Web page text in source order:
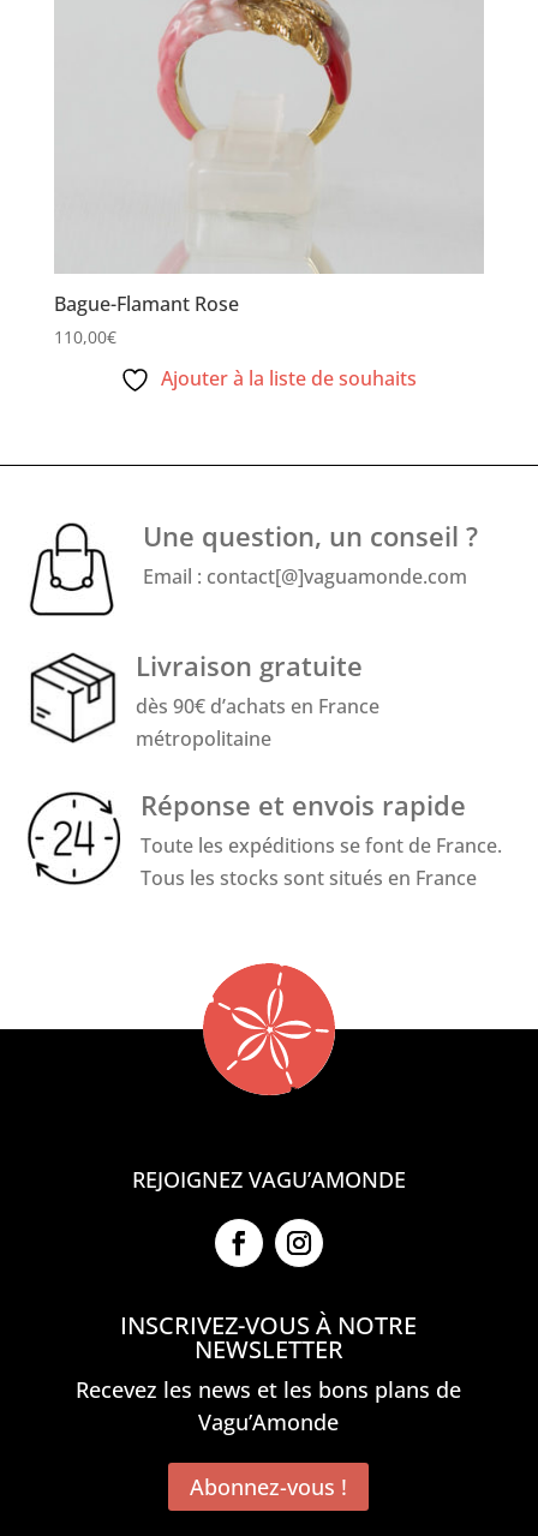
Bague-Flamant Rose
110,00€
Ajouter à la liste de souhaits
Une question, un conseil ?
Email : contact[@]vaguamonde.com
Livraison gratuite
dès 90€ d’achats en France
métropolitaine
Réponse et envois rapide
Toute les expéditions se font de France.
Tous les stocks sont situés en France
REJOIGNEZ VAGU’AMONDE
INSCRIVEZ-VOUS À NOTRE
NEWSLETTER
Recevez les news et les bons plans de
Vagu’Amonde
Abonnez-vous !